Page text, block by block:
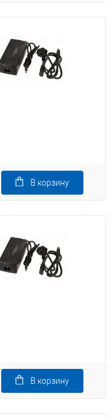
В корзину
В корзину